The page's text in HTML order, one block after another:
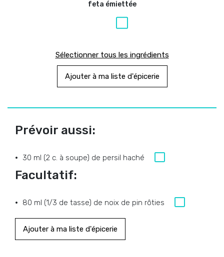
feta émiettée
Sélectionner tous les ingrédients
Ajouter à ma liste d'épicerie
Prévoir aussi:
30 ml (2 c. à soupe) de persil haché
Facultatif:
80 ml (1/3 de tasse) de noix de pin rôties
Ajouter à ma liste d'épicerie